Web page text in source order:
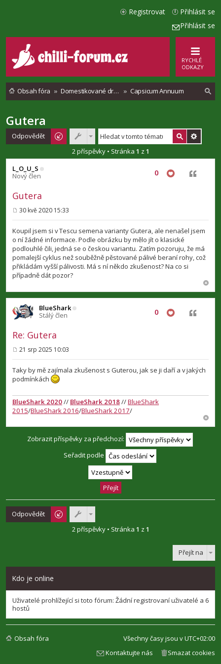
Přihlásit se
Přihlásit se
Registrovat
RYCHLÉ
ODKAZY
Obsah fóra Domestikované druhy chilli paprik Capsicum Annuum
a
Gutera
Odpovědět
2 příspěvky • Stránka 1 z 1
L_O_U_S
Nový člen
Gutera
0 Citovat
ř
í
p
ě
v
e
k
30 kvě 2020 15:33
Koupil jsem si v Tescu semena varianty Gutera, ale nenašel jsem
o ní žádné informace. Podle obrázku by mělo jít o klasické
podlouhlé čili, jedná se o českou variantu. Zatím pozoruju, že má
pomalejší cyklus než souběžně pěstované pálivé beraní rohy, což
přikládám vyšší pálivosti. Má s ní někdo zkušenost? Na co si
případně dát pozor?
BlueShark
Stálý člen
Re: Gutera
0 Citovat
ř
í
p
v
e
k
21 srp 2025 10:03
Taky by mě zajímala zkušenost s Guterou, jak se ji daří a v jakých
podmínkách
BlueShark 2020// BlueShark 2018//BlueShark
2015/BlueShark 2016/BlueShark 2017/
Zobrazit příspěvky za předchozí:
Seřadit podle
Odpovědět
2 příspěvky • Stránka 1 z 1
Přejít na
Kdo je online
Uživatelé prohlížející si toto fórum: Žádní registrovaní uživatelé a 6
hostů
Obsah fóra Všechny časy jsou vUTC+02:00
Smazat cookies
Kontaktujte nás